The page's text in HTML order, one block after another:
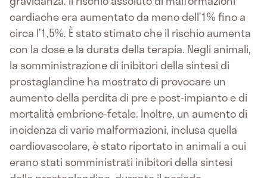
cardiache era aumentato da meno dell’1% fino a
circa l’1,5%. È stato stimato che il rischio aumenta
con la dose e la durata della terapia. Negli animali,
la somministrazione di inibitori della sintesi di
prostaglandine ha mostrato di provocare un
aumento della perdita di pre e post-impianto e di
mortalità embrione-fetale. Inoltre, un aumento di
incidenza di varie malformazioni, inclusa quella
cardiovascolare, è stato riportato in animali a cui
erano stati somministrati inibitori della sintesi